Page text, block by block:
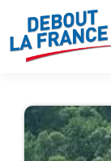
Panneau de